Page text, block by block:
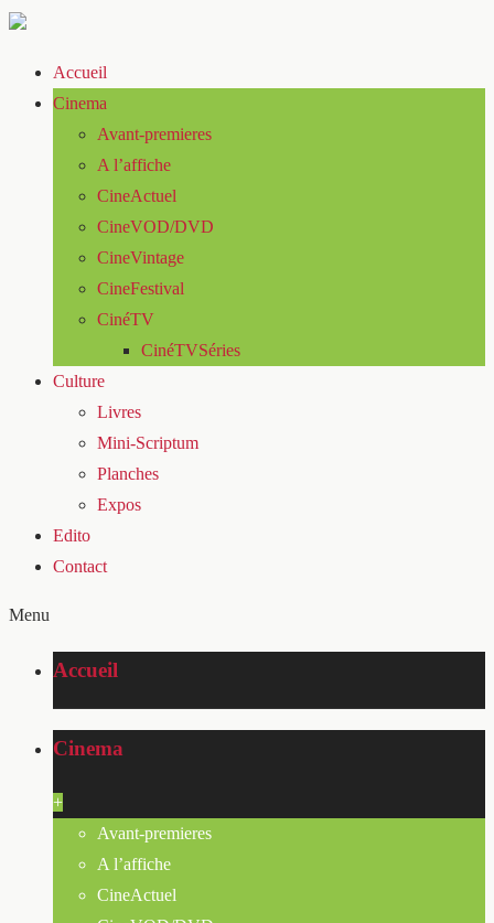
Accueil
Cinema
Avant-premieres
A l’affiche
CineActuel
CineVOD/DVD
CineVintage
CineFestival
CinéTV
CinéTVSéries
Culture
Livres
Mini-Scriptum
Planches
Expos
Edito
Contact
Menu
Accueil
Cinema
+
Avant-premieres
A l’affiche
CineActuel